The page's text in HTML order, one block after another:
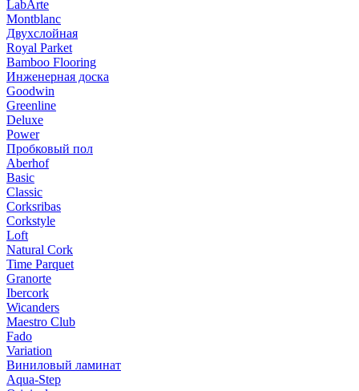
LabArte
Montblanc
Двухслойная
Royal Parket
Bamboo Flooring
Инженерная доска
Goodwin
Greenline
Deluxe
Power
Пробковый пол
Aberhof
Basic
Classic
Corksribas
Corkstyle
Loft
Natural Cork
Time Parquet
Granorte
Ibercork
Wicanders
Мaestro Club
Fado
Variation
Виниловый ламинат
Aqua-Step